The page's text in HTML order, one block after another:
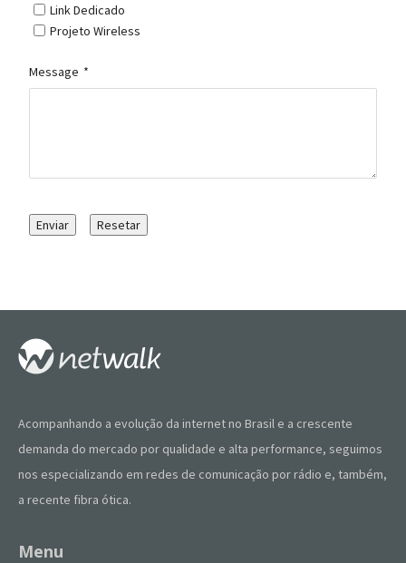
Link Dedicado
Projeto Wireless
Message *
Enviar Resetar
Acompanhando a evolução da internet no Brasil e a crescente
demanda do mercado por qualidade e alta performance, seguimos
nos especializando em redes de comunicação por rádio e, também,
a recente fibra ótica.
Menu